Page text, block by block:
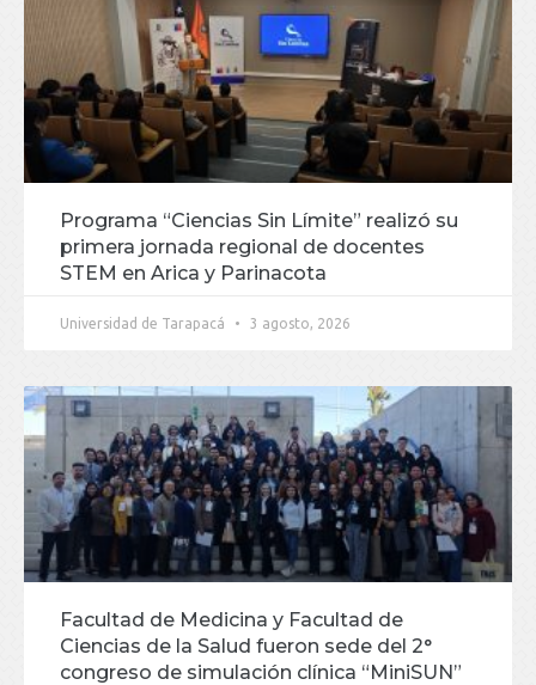
Programa “Ciencias Sin Límite” realizó su
primera jornada regional de docentes
STEM en Arica y Parinacota
Universidad de Tarapacá 3 agosto, 2026
Facultad de Medicina y Facultad de
Ciencias de la Salud fueron sede del 2°
congreso de simulación clínica “MiniSUN”